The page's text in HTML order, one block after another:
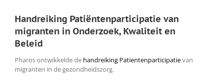
Handreiking Patiëntenparticipatie van
migranten in Onderzoek, Kwaliteit en
Beleid
Pharos ontwikkelde de handreiking Patientenparticipatievan
migranten in de gezondheidszorg.